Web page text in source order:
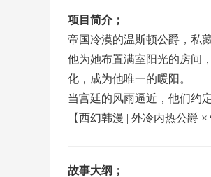
项目简介；
帝国冷漠的温斯顿公爵，私
他为她布置满室阳光的房间
化，成为他唯一的暖阳。
当宫廷的风雨逼近，他们约
【西幻韩漫 | 外冷内热公爵
故事大纲；